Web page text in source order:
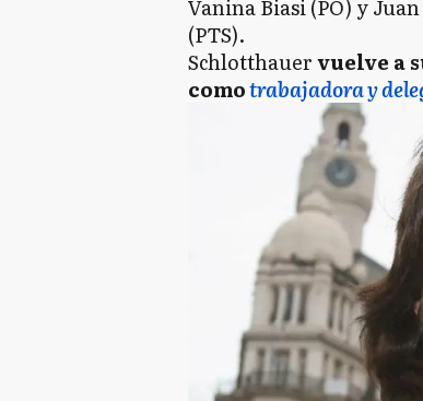
Vanina Biasi (PO) y
(PTS).
Schlotthauervuelve a
comotrabajadora y